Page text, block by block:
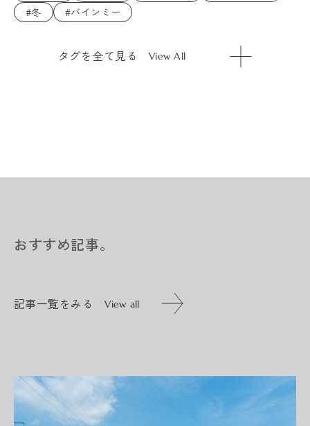
#冬
#バインミー
タグを全て見る View All
おすすめ記事。
記事一覧をみる View all